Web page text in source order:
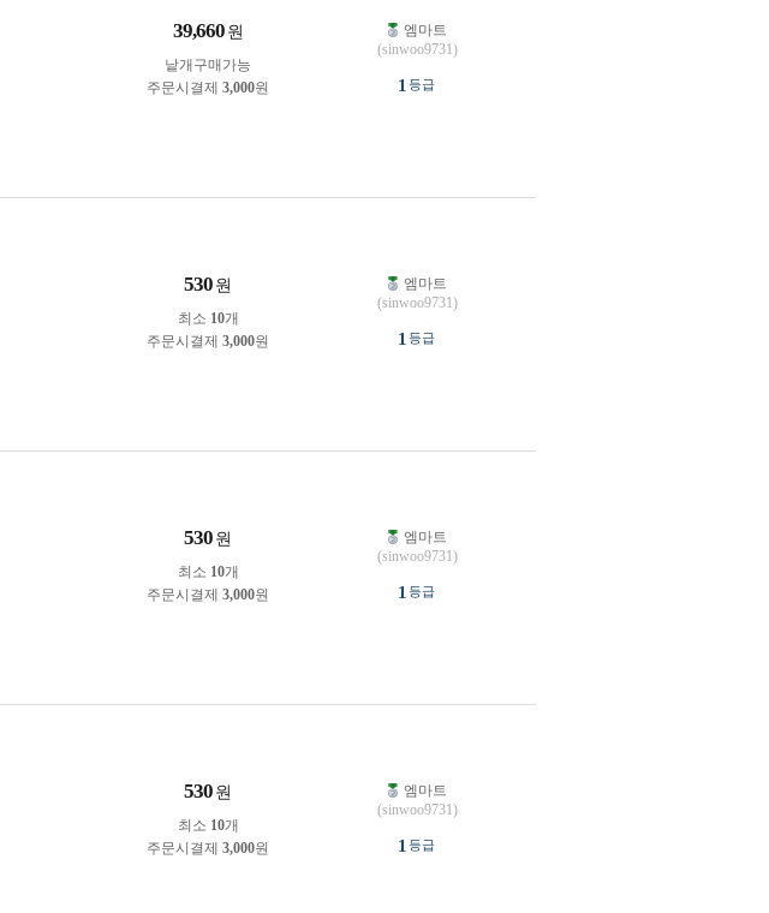
39,660 원
낱개구매가능
주문시결제 3,000원
엠마트
(sinwoo9731)
1 등급
530 원
최소 10개
주문시결제 3,000원
엠마트
(sinwoo9731)
1 등급
530 원
최소 10개
주문시결제 3,000원
엠마트
(sinwoo9731)
1 등급
530 원
최소 10개
주문시결제 3,000원
엠마트
(sinwoo9731)
1 등급